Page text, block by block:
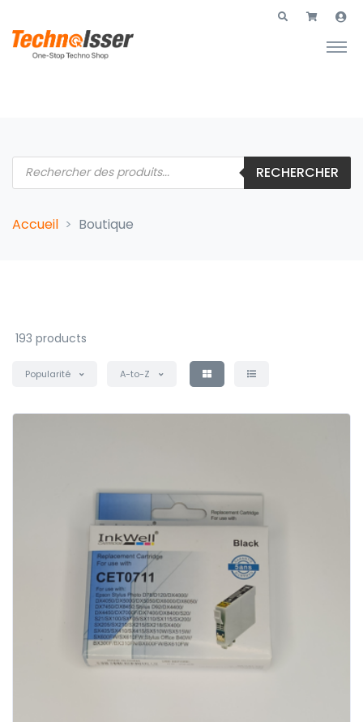
Recherche de produits
RECHERCHER
Accueil Boutique
193 products
Popularité A-to-Z